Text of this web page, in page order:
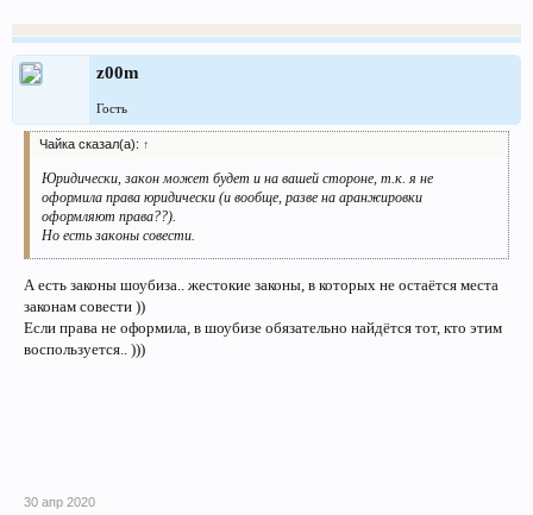
z00m
Гость
Чайка сказал(а): ↑
Юридически, закон может будет и на вашей стороне, т.к. я не
оформила права юридически (и вообще, разве на аранжировки
оформляют права??).
Но есть законы совести.
А есть законы шоубиза.. жестокие законы, в которых не остаётся места
законам совести ))
Если права не оформила, в шоубизе обязательно найдётся тот, кто этим
воспользуется.. )))
30 апр 2020